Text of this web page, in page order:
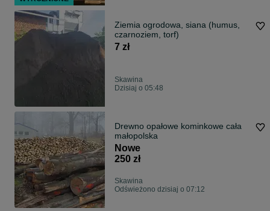
Ziemia ogrodowa, siana (humus,
czarnoziem, torf)
7 zł
Skawina
Dzisiaj o 05:48
Drewno opałowe kominkowe cała
małopolska
Nowe
250 zł
Skawina
Odświeżono dzisiaj o 07:12